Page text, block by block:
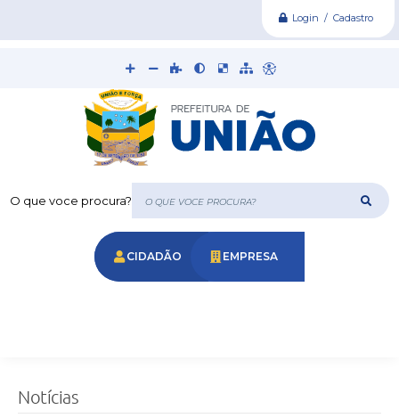
Login / Cadastro
O que voce procura?
CIDADÃO EMPRESA
Notícias